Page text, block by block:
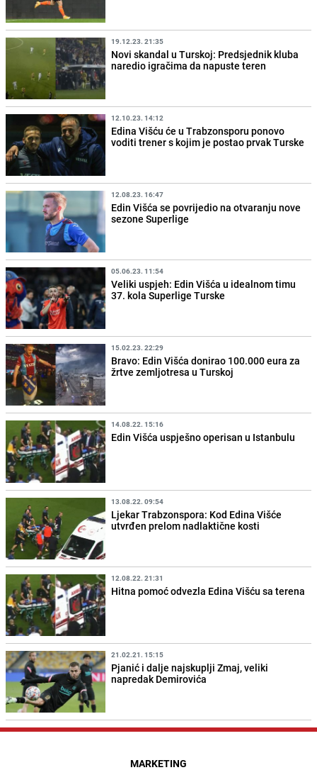
19.12.23. 21:35
Novi skandal u Turskoj: Predsjednik kluba
naredio igračima da napuste teren
12.10.23. 14:12
Edina Višću će u Trabzonsporu ponovo
voditi trener s kojim je postao prvak Turske
12.08.23. 16:47
Edin Višća se povrijedio na otvaranju nove
sezone Superlige
05.06.23. 11:54
Veliki uspjeh: Edin Višća u idealnom timu
37. kola Superlige Turske
15.02.23. 22:29
Bravo: Edin Višća donirao 100.000 eura za
žrtve zemljotresa u Turskoj
14.08.22. 15:16
Edin Višća uspješno operisan u Istanbulu
13.08.22. 09:54
Ljekar Trabzonspora: Kod Edina Višće
utvrđen prelom nadlaktične kosti
12.08.22. 21:31
Hitna pomoć odvezla Edina Višću sa terena
21.02.21. 15:15
Pjanić i dalje najskuplji Zmaj, veliki
napredak Demirovića
MARKETING